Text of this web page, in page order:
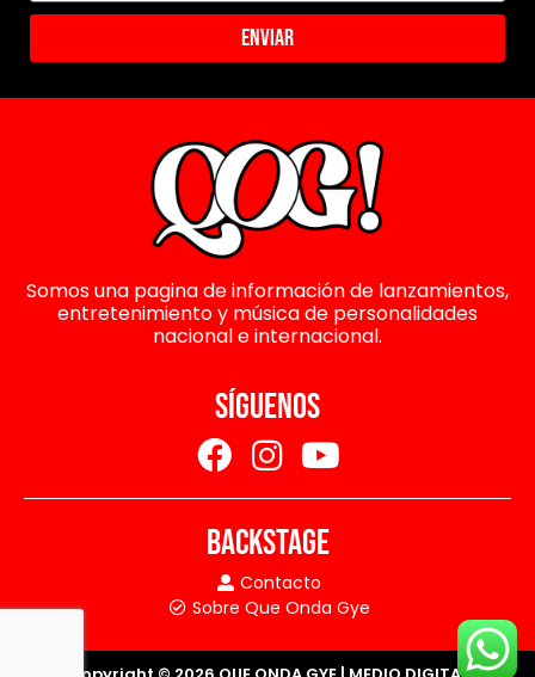
Enviar
Somos una pagina de información de lanzamientos,
entretenimiento y música de personalidades
nacional e internacional.
SÍGUENOS
BACKSTAGE
Contacto
Sobre Que Onda Gye